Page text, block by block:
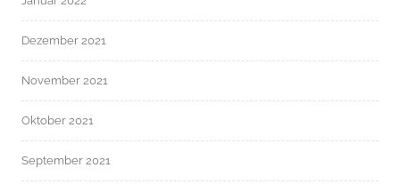
Dezember 2021
November 2021
Oktober 2021
September 2021